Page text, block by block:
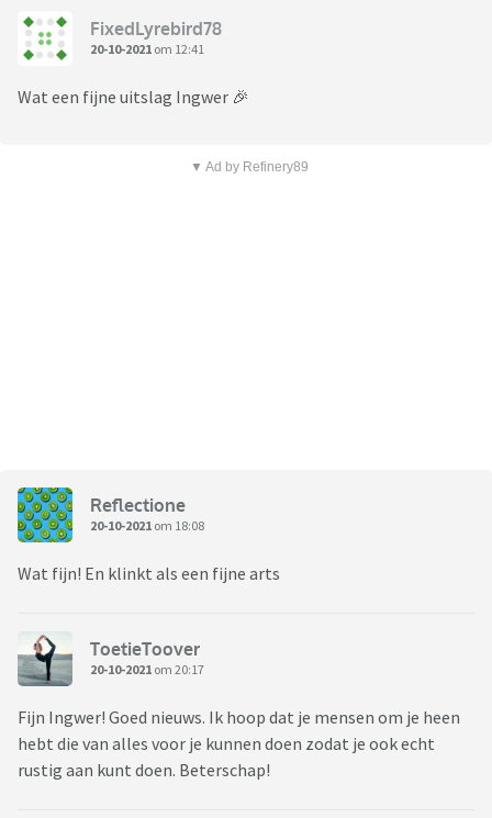
FixedLyrebird78
20-10-2021 om 12:41
Wat een fijne uitslag Ingwer 🎉
▼ Ad by Refinery89
Reflectione
20-10-2021 om 18:08
Wat fijn! En klinkt als een fijne arts
ToetieToover
20-10-2021 om 20:17
Fijn Ingwer! Goed nieuws. Ik hoop dat je mensen om je heen
hebt die van alles voor je kunnen doen zodat je ook echt
rustig aan kunt doen. Beterschap!